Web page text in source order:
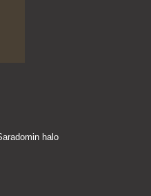
halo